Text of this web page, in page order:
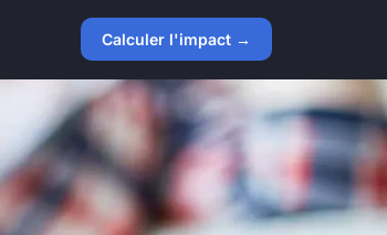
Calculer l'impact →